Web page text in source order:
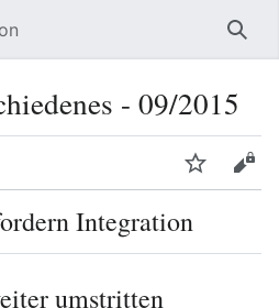
- 09/2015
Integration
umstritten